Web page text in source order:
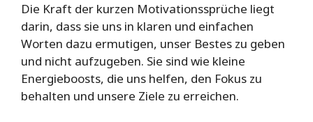
Die Kraft der kurzen Motivationssprüche liegt
darin, dass sie uns in klaren und einfachen
Worten dazu ermutigen, unser Bestes zu geben
und nicht aufzugeben. Sie sind wie kleine
Energieboosts, die uns helfen, den Fokus zu
behalten und unsere Ziele zu erreichen.